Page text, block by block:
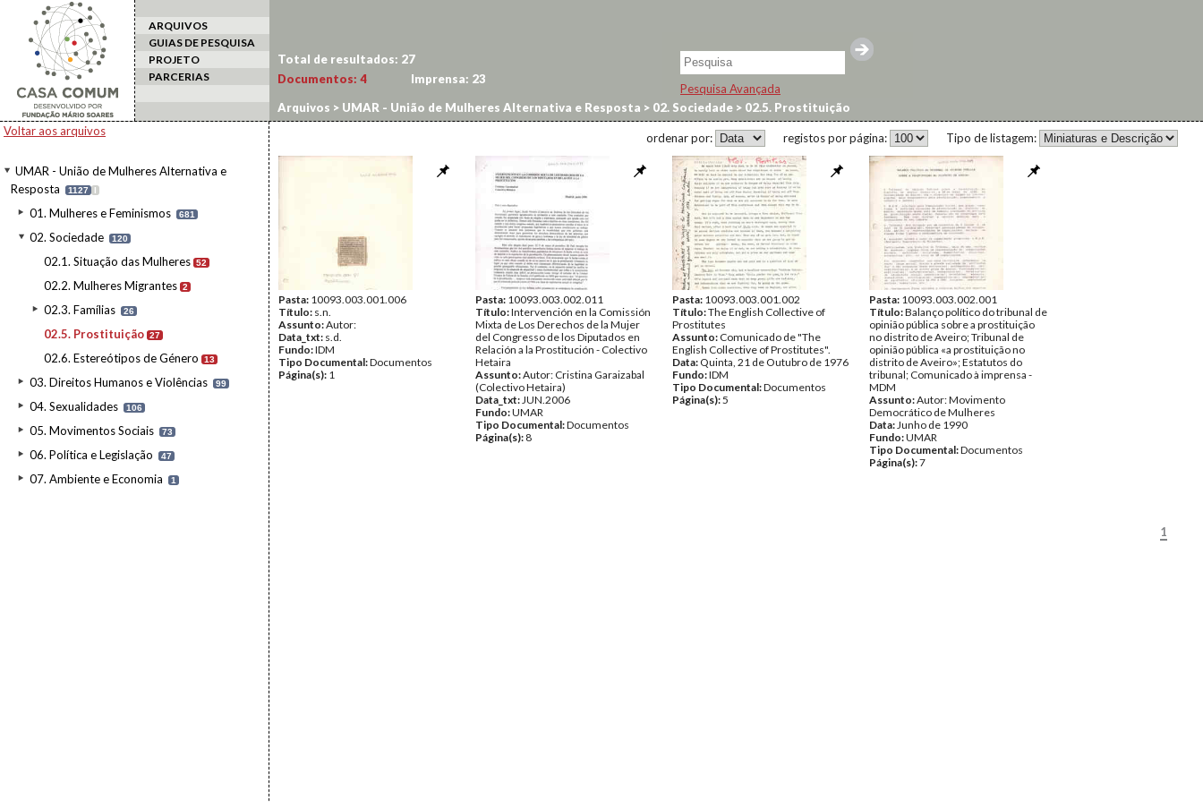
ARQUIVOS
GUIAS DE PESQUISA
PROJETO
PARCERIAS
Pesquisa Avançada
Voltar aos arquivos
UMAR - União de Mulheres Alternativa e
Resposta
1127 I
01. Mulheres e Feminismos 681
02. Sociedade 120
02.1. Situação das Mulheres 52
02.2. Mulheres Migrantes 2
02.3. Famílias 26
02.5. Prostituição 27
02.6. Estereótipos de Género 13
03. Direitos Humanos e Violências 99
04. Sexualidades 106
05. Movimentos Sociais 73
06. Política e Legislação 47
07. Ambiente e Economia 1
Total de resultados: 27
Documentos: 4 Imprensa: 23
Arquivos > UMAR - União de Mulheres Alternativa e Resposta > 02. Sociedade > 02.5. Prostituição
Tipo de listagem:
registos por página:
ordenar por:
Pasta: 10093.003.001.006
Título: s.n.
Assunto:Autor:
Data_txt: s.d.
Fundo:IDM
Tipo Documental:Documentos
Página(s): 1
Pasta: 10093.003.002.011
Título:Intervención en la Comissión
Mixta de Los Derechos de la Mujer
del Congresso de los Diputados en
Relación a la Prostitución - Colectivo
Hetaira
Assunto:Autor: Cristina Garaizabal
(Colectivo Hetaira)
Data_txt:JUN.2006
Fundo:UMAR
Tipo Documental:Documentos
Página(s): 8
Pasta: 10093.003.001.002
Título:The English Collective of
Prostitutes
Assunto: Comunicado de "The
English Collective of Prostitutes".
Data: Quinta, 21 de Outubro de 1976
Fundo:IDM
Tipo Documental:Documentos
Página(s):5
Pasta: 10093.003.002.001
Título:Balanço político do tribunal de
opinião pública sobre a prostituição
no distrito de Aveiro; Tribunal de
opinião pública «a prostituição no
distrito de Aveiro»; Estatutos do
tribunal; Comunicado à imprensa -
MDM
Assunto:Autor: Movimento
Democrático de Mulheres
Data:Junho de 1990
Fundo:UMAR
Tipo Documental:Documentos
Página(s):7
1